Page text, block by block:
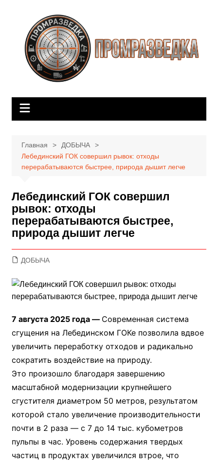
содержимому
Главная
ДОБЫЧА
Лебединский ГОК совершил рывок: отходы
перерабатываются быстрее, природа дышит легче
Лебединский ГОК совершил
рывок: отходы
перерабатываются быстрее,
природа дышит легче
ДОБЫЧА
7 августа 2025 года — Современная система
сгущения на Лебединском ГОКе позволила вдвое
увеличить переработку отходов и радикально
сократить воздействие на природу.
Это произошло благодаря завершению
масштабной модернизации крупнейшего
сгустителя диаметром 50 метров, результатом
которой стало увеличение производительности
почти в 2 раза — с 7 до 14 тыс. кубометров
пульпы в час. Уровень содержания твердых
частиц в продуктах увеличился втрое, что